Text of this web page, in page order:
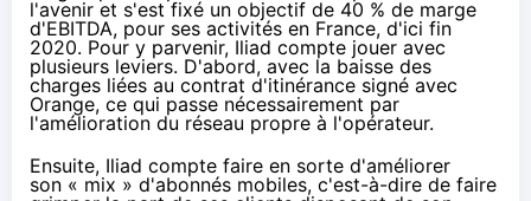
l'avenir et s'est fixé un objectif de 40 % de marge
d'EBITDA, pour ses activités en France, d'ici fin
2020. Pour y parvenir, Iliad compte jouer avec
plusieurs leviers. D'abord, avec la baisse des
charges liées au contrat d'itinérance signé avec
Orange, ce qui passe nécessairement par
l'amélioration du réseau propre à l'opérateur.
Ensuite, Iliad compte faire en sorte d'améliorer
son « mix » d'abonnés mobiles, c'est-à-dire de faire